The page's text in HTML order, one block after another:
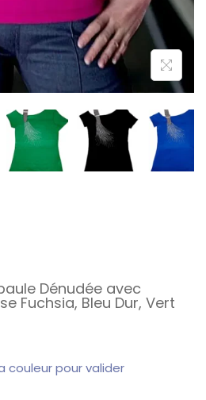
Dénudée avec
Fuchsia, Bleu Dur, Vert
couleur pour valider